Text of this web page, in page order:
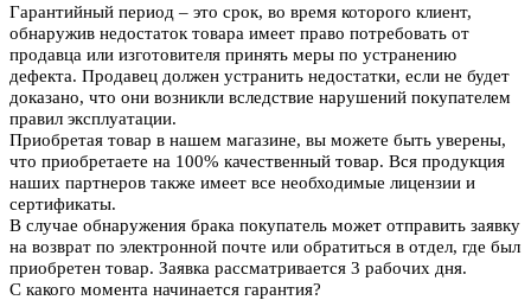
Гарантийный период – это срок, во время которого клиент,
обнаружив недостаток товара имеет право потребовать от
продавца или изготовителя принять меры по устранению
дефекта. Продавец должен устранить недостатки, если не будет
доказано, что они возникли вследствие нарушений покупателем
правил эксплуатации.
Приобретая товар в нашем магазине, вы можете быть уверены,
что приобретаете на 100% качественный товар. Вся продукция
наших партнеров также имеет все необходимые лицензии и
сертификаты.
В случае обнаружения брака покупатель может отправить заявку
на возврат по электронной почте или обратиться в отдел, где был
приобретен товар. Заявка рассматривается 3 рабочих дня.
С какого момента начинается гарантия?